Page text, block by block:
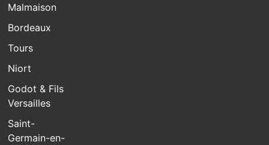
Malmaison
Bordeaux
Tours
Niort
Godot & Fils
Versailles
Saint-
Germain-en-